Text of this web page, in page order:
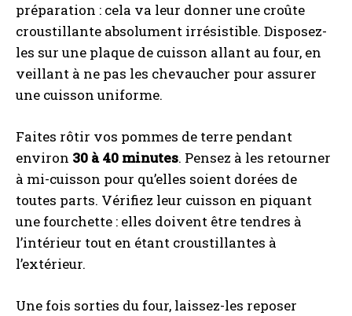
préparation : cela va leur donner une croûte
croustillante absolument irrésistible. Disposez-
les sur une plaque de cuisson allant au four, en
veillant à ne pas les chevaucher pour assurer
une cuisson uniforme.
Faites rôtir vos pommes de terre pendant
environ 30 à 40 minutes. Pensez à les retourner
à mi-cuisson pour qu’elles soient dorées de
toutes parts. Vérifiez leur cuisson en piquant
une fourchette : elles doivent être tendres à
l’intérieur tout en étant croustillantes à
l’extérieur.
Une fois sorties du four, laissez-les reposer